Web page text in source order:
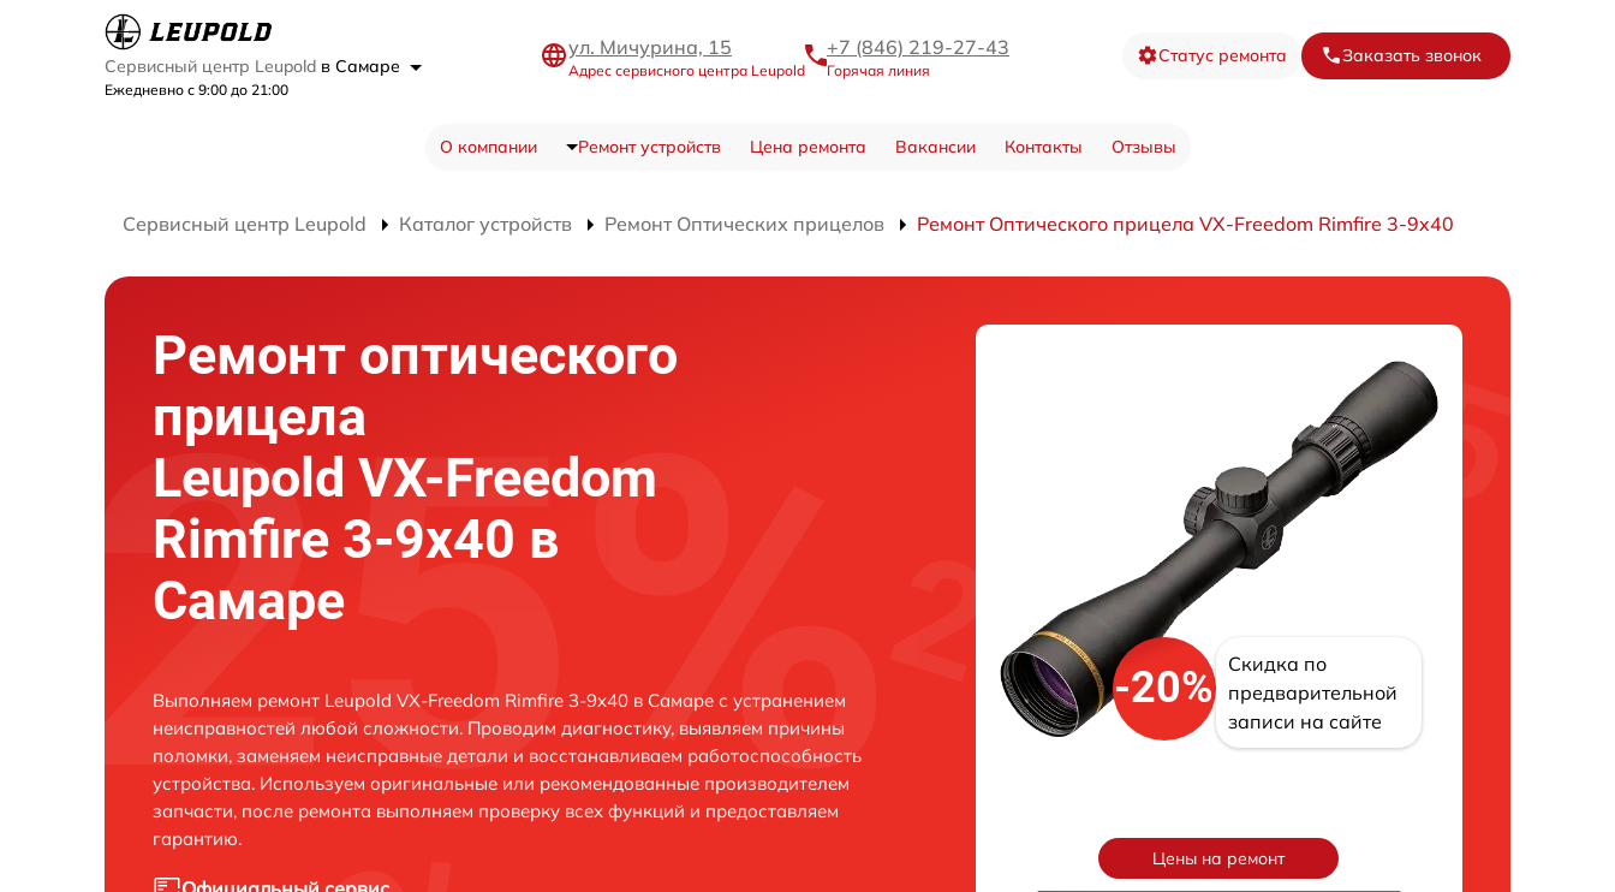
Сервисный центр Leupold в Самаре
Ежедневно с 9:00 до 21:00
ул. Мичурина, 15
Адрес сервисного центра Leupold
+7 (846) 219-27-43
Горячая линия
Статус ремонта Заказать звонок
О компании Ремонт устройств Цена ремонта Вакансии Контакты Отзывы
Сервисный центр Leupold Каталог устройств Ремонт Оптических прицелов Ремонт Оптического прицела VX-Freedom Rimfire 3-9x40
Ремонт оптического
прицела
Leupold VX-Freedom
Rimfire 3-9x40 в
Самаре
Выполняем ремонт Leupold VX-Freedom Rimfire 3-9x40 в Самаре с устранением
неисправностей любой сложности. Проводим диагностику, выявляем причины
поломки, заменяем неисправные детали и восстанавливаем работоспособность
устройства. Используем оригинальные или рекомендованные производителем
запчасти, после ремонта выполняем проверку всех функций и предоставляем
гарантию.
-20%
Скидка по
предварительной
записи на сайте
Цены на ремонт